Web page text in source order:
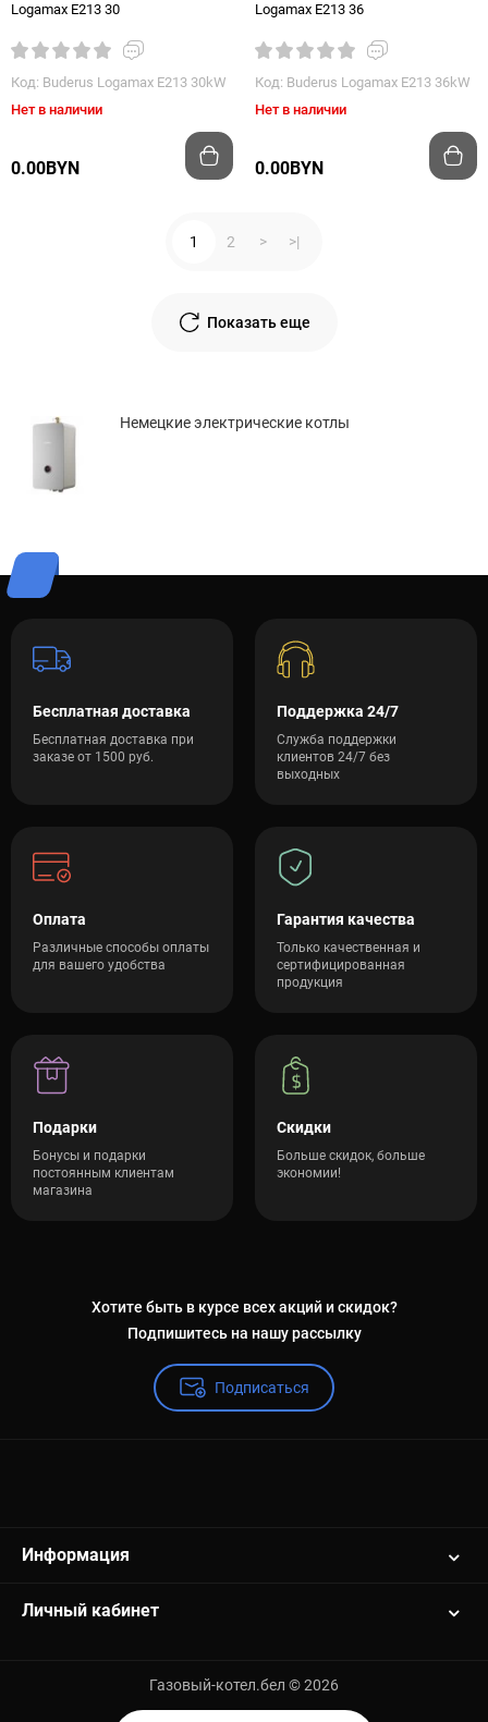
Logamax E213 30
Код: Buderus Logamax E213 30kW
Нет в наличии
0.00BYN
Logamax E213 36
Код: Buderus Logamax E213 36kW
Нет в наличии
0.00BYN
Показать еще
1 2 > >|
Немецкие электрические котлы
Бесплатная доставка
Бесплатная доставка при
заказе от 1500 руб.
Поддержка 24/7
Служба поддержки
клиентов 24/7 без
выходных
Оплата
Различные способы оплаты
для вашего удобства
Гарантия качества
Только качественная и
сертифицированная
продукция
Подарки
Бонусы и подарки
постоянным клиентам
магазина
Скидки
Больше скидок, больше
экономии!
Хотите быть в курсе всех акций и скидок?
Подпишитесь на нашу рассылку
Подписаться
Информация
Личный кабинет
Газовый-котел.бел © 2026